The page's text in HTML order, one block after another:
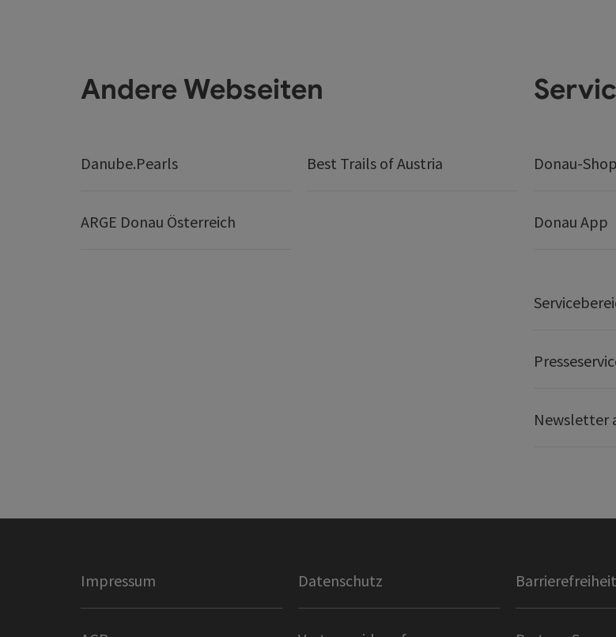
Andere Webseiten
Danube.Pearls Best Trails of Austria
ARGE Donau Österreich
Donau-Shop
Donau App
Newsletter
Impressum Datenschutz